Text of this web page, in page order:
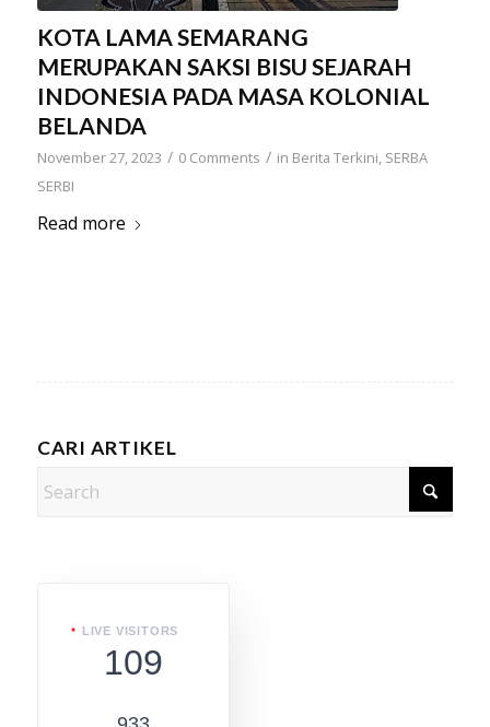
KOTA LAMA SEMARANG
MERUPAKAN SAKSI BISU SEJARAH
INDONESIA PADA MASA KOLONIAL
BELANDA
November 27, 2023 / 0 Comments / in Berita Terkini, SERBA
SERBI
Read more
CARI ARTIKEL
LIVE VISITORS
109